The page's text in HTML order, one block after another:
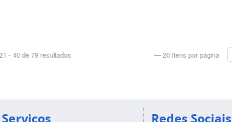
— 20 Itens por página
- 40 de 79 resultados.
Serviços Redes Sociais